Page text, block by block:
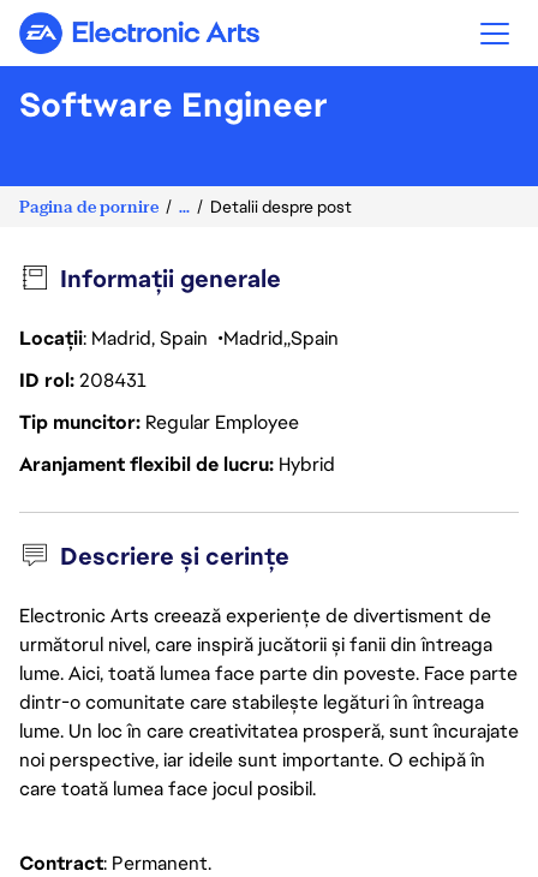
Electronic Arts
Software Engineer
Pagina de pornire ... Detalii despre post
Informații generale
Locații: Madrid, Spain Madrid Spain
ID rol208431
Tip muncitor Regular Employee
Aranjament flexibil de lucru Hybrid
Descriere și cerințe
Electronic Arts creează experiențe de divertisment de
următorul nivel, care inspiră jucătorii și fanii din întreaga
lume. Aici, toată lumea face parte din poveste. Face parte
dintr-o comunitate care stabilește legături în întreaga
lume. Un loc în care creativitatea prosperă, sunt încurajate
noi perspective, iar ideile sunt importante. O echipă în
care toată lumea face jocul posibil.
Contract: Permanent.